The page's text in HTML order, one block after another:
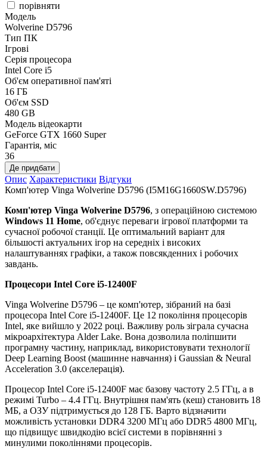
порівняти
Модель
Wolverine D5796
Тип ПК
Ігрові
Серія процесора
Intel Core i5
Об'єм оперативної пам'яті
16 ГБ
Об'єм SSD
480 GB
Модель відеокарти
GeForce GTX 1660 Super
Гарантія, міс
36
Де придбати
Опис Характеристики Відгуки
Комп'ютер Vinga Wolverine D5796 (I5M16G1660SW.D5796)
Комп'ютер Vinga Wolverine D5796, з операційною системою
Windows 11 Home, об'єднує переваги ігрової платформи та
сучасної робочої станції. Це оптимальний варіант для
більшості актуальних ігор на середніх і високих
налаштуваннях графіки, а також повсякденних і робочих
завдань.
Процесори Intel Core i5-12400F
Vinga Wolverine D5796 – це комп'ютер, зібраний на базі
процесора Intel Core i5-12400F. Це 12 покоління процесорів
Intel, яке вийшло у 2022 році. Важливу роль зіграла сучасна
мікроархітектура Alder Lake. Вона дозволила поліпшити
програмну частину, наприклад, використовувати технології
Deep Learning Boost (машинне навчання) і Gaussian & Neural
Acceleration 3.0 (акселерація).
Процесор Intel Core i5-12400F має базову частоту 2.5 ГГц, а в
режимі Turbo – 4.4 ГГц. Внутрішня пам'ять (кеш) становить 18
МБ, а ОЗУ підтримується до 128 ГБ. Варто відзначити
можливість установки DDR4 3200 МГц або DDR5 4800 МГц,
що підвищує швидкодію всієї системи в порівнянні з
минулими поколіннями процесорів.